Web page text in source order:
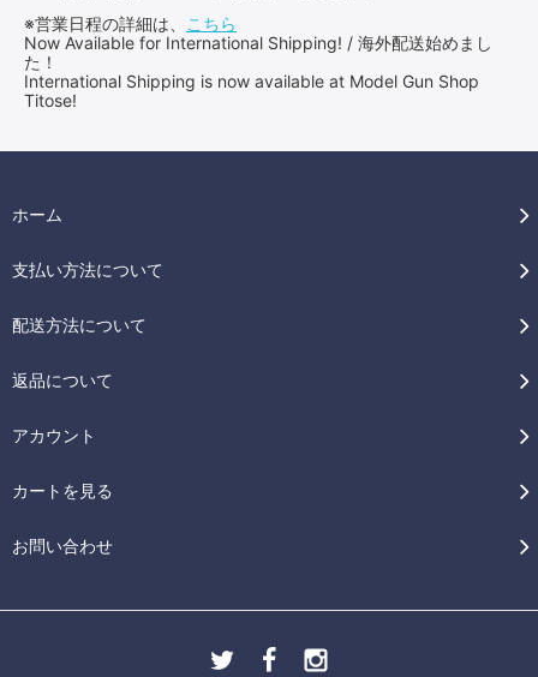
※営業日程の詳細は、 こちら
Now Available for International Shipping! / 海外配送始めまし
た！
International Shipping is now available at Model Gun Shop
Titose!
ホーム
支払い方法について
配送方法について
返品について
アカウント
カートを見る
お問い合わせ